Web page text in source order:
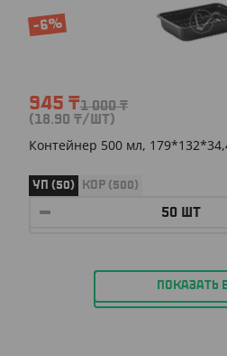
-6%
945 ₸1 000₸
(18.90 ₸/ШТ)
Контейнер 500 мл,
УП (50) КОР (500)
ПОКАЗАТЬ